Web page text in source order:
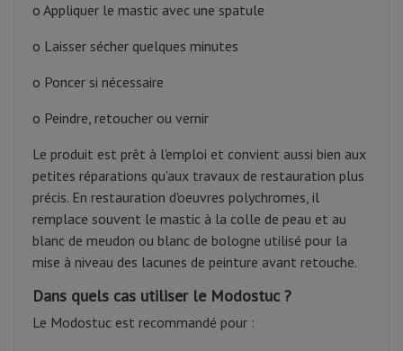
o Appliquer le mastic avec une spatule
o Laisser sécher quelques minutes
o Poncer si nécessaire
o Peindre, retoucher ou vernir
Le produit est prêt à l'emploi et convient aussi bien aux
petites réparations qu'aux travaux de restauration plus
précis. En restauration d'oeuvres polychromes, il
remplace souvent le mastic à la colle de peau et au
blanc de meudon ou blanc de bologne utilisé pour la
mise à niveau des lacunes de peinture avant retouche.
Dans quels cas utiliser le Modostuc ?
Le Modostuc est recommandé pour :